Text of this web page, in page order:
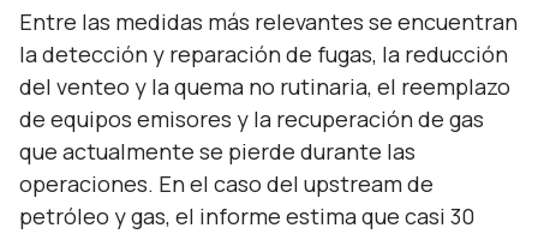
Entre las medidas más relevantes se encuentran
la detección y reparación de fugas, la reducción
del venteo y la quema no rutinaria, el reemplazo
de equipos emisores y la recuperación de gas
que actualmente se pierde durante las
operaciones. En el caso del upstream de
petróleo y gas, el informe estima que casi 30